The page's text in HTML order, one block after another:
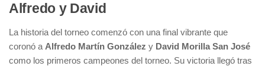
Alfredo y David
La historia del torneo comenzó con una final vibrante que
coronó a Alfredo Martín González y David Morilla San José
como los primeros campeones del torneo. Su victoria llegó tras